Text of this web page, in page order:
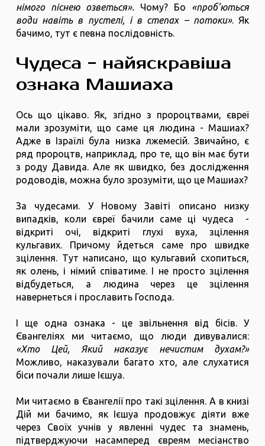
німого піснею озветься». Чому? Бо «проб’ються
води навіть в пустелі, і в степах – потоки». Як
бачимо, тут є певна послідовність.
Чудеса - найяскравіша
ознака Машиаха
Ось що цікаво. Як, згідно з пророцтвами, євреї
мали зрозуміти, що саме ця людина - Машиах?
Адже в Ізраїлі була низка лжемесій. Звичайно, є
ряд пророцтв, наприклад, про те, що він має бути
з роду Давида. Але як швидко, без дослідження
родоводів, можна було зрозуміти, що це Машиах?
За чудесами. У Новому Завіті описано низку
випадків, коли євреї бачили саме ці чудеса -
відкриті очі, відкриті глухі вуха, зцілення
кульгавих. Причому йдеться саме про швидке
зцілення. Тут написано, що кульгавий схопиться,
як олень, і німий співатиме. І не просто зцілення
відбудеться, а людина через це зцілення
навернеться і прославить Господа.
І ще одна ознака - це звільнення від бісів. У
Євангеліях ми читаємо, що люди дивувалися:
«Хто Цей, Який наказує нечистим духам?»
Можливо, наказували багато хто, але слухатися
біси почали лише Ієшуа.
Ми читаємо в Євангелії про такі зцілення. А в книзі
Дій ми бачимо, як Ієшуа продовжує діяти вже
через Своїх учнів у явленні чудес та знамень,
підтверджуючи насамперед євреям месіанство